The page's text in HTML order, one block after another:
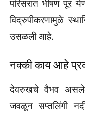
परिसरात भीषण पूर
विद्रुपीकरणामुळे
उसळली आहे.
नक्की काय आहे
देवरुखचे वैभव
जवळून सप्तलिंगी